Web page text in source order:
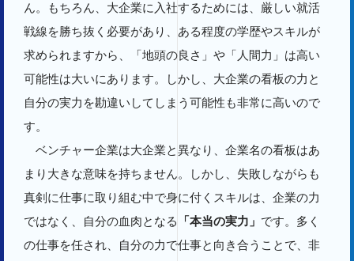
ん。もちろん、大企業に入社するためには、厳しい就活
戦線を勝ち抜く必要があり、ある程度の学歴やスキルが
求められますから、「地頭の良さ」や「人間力」は高い
可能性は大いにあります。しかし、大企業の看板の力と
自分の実力を勘違いしてしまう可能性も非常に高いので
す。
ベンチャー企業は大企業と異なり、企業名の看板はあ
まり大きな意味を持ちません。しかし、失敗しながらも
真剣に仕事に取り組む中で身に付くスキルは、企業の力
ではなく、自分の血肉となる
「本当の実力」 です。多く
の仕事を任され、自分の力で仕事と向き合うことで、非